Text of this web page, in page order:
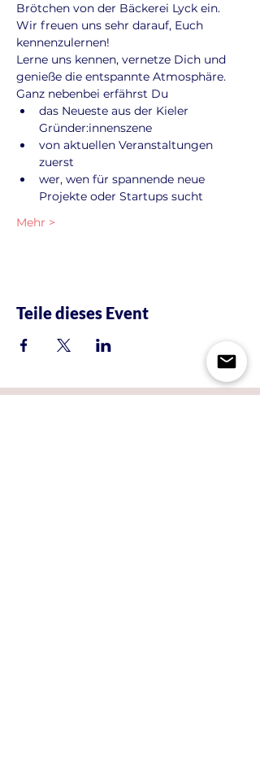
Brötchen von der Bäckerei Lyck ein.
Wir freuen uns sehr darauf, Euch
kennenzulernen!
Lerne uns kennen, vernetze Dich und
genieße die entspannte Atmosphäre.
Ganz nebenbei erfährst Du
das Neueste aus der Kieler
Gründer:innenszene
von aktuellen Veranstaltungen
zuerst
wer, wen für spannende neue
Projekte oder Startups sucht
Mehr >
Teile dieses Event